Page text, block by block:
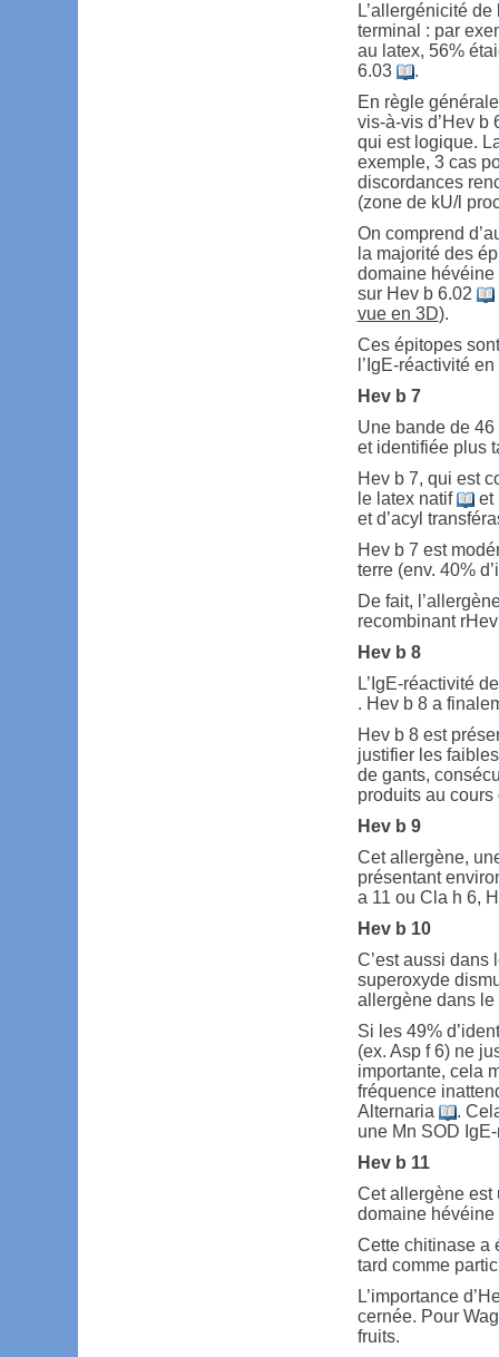
L’allergénicité
terminal : par
au latex, 56%
6.03
.
En règle
vis-à-vis d’Hev
qui est logique.
exemple, 3 cas
discordances
(zone de kU/l
On comprend
la majorité des
domaine hévéine
sur Hev b 6.02
vue en 3D).
Ces épitopes
l’IgE-réactivité
Hev b 7
Une bande de
et identifiée plus
Hev b 7, qui est
le latex natif
et
et d’acyl
Hev b 7 est
terre (env. 40%
De fait,
recombinant
Hev b 8
L’IgE-réactivité
. Hev b 8 a
Hev b 8 est
justifier les
de gants,
produits au
Hev b 9
Cet allergène,
présentant
a 11 ou Cla h 6,
Hev b 10
C’est aussi dans
superoxyde
allergène dans le
Si les 49%
(ex. Asp f 6) ne
importante, cela
fréquence
Alternaria
.
une Mn SOD
Hev b 11
Cet allergène est
domaine
Cette chitinase a
tard comme
L’importance
cernée. Pour
fruits.